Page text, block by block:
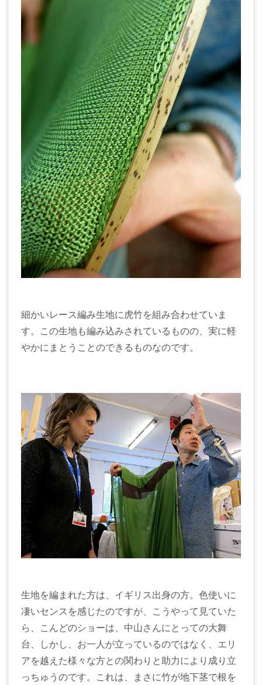
細かいレース編み生地に虎竹を組み合わせていま
す。この生地も編み込みされているものの、実に軽
やかにまとうことのできるものなのです。
生地を編まれた方は、イギリス出身の方。色使いに
凄いセンスを感じたのですが、こうやって見ていた
ら、こんどのショーは、中山さんにとっての大舞
台、しかし、お一人が立っているのではなく、エリ
アを越えた様々な方との関わりと助力により成り立
っちゅうのです。これは、まさに竹が地下茎で根を